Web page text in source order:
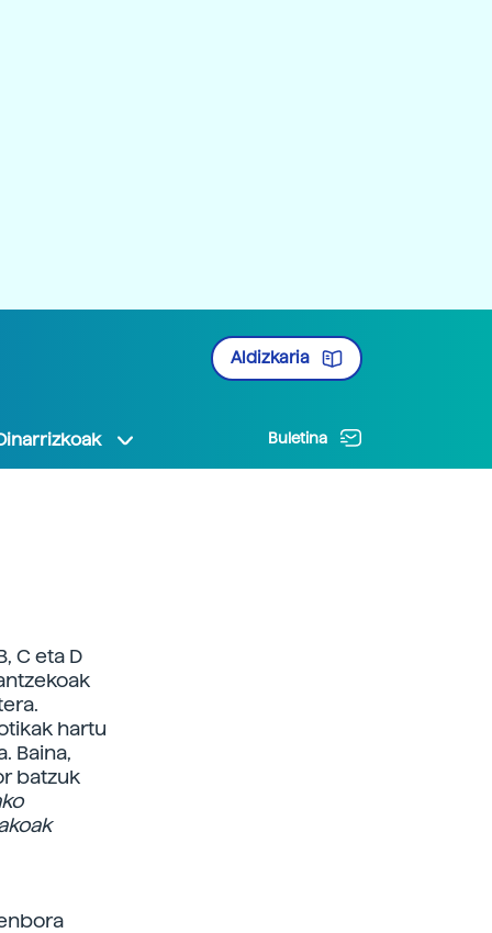
Aldizkaria
Buletina
C eta D
hartu
Baina,
batzuk